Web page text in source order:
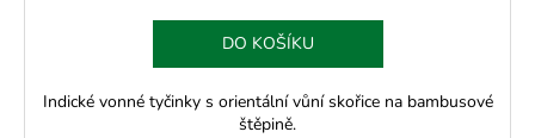
DO KOŠÍKU
Indické vonné tyčinky s orientální vůní skořice na bambusové
štěpině.